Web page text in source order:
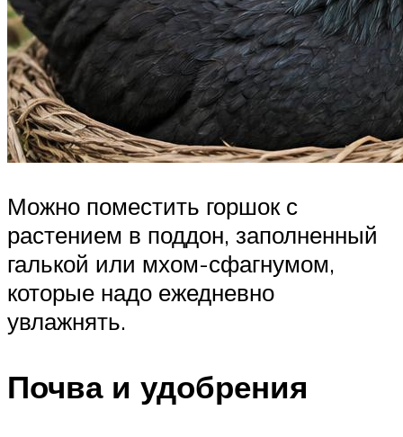
Можно поместить горшок с
растением в поддон, заполненный
галькой или мхом-сфагнумом,
которые надо ежедневно
увлажнять.
Почва и удобрения